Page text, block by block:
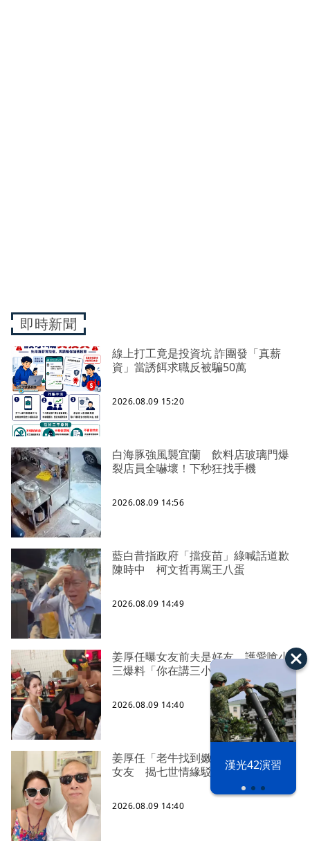
漢光42演習
即時新聞
線上打工竟是投資坑 詐團發「真薪
資」當誘餌求職反被騙50萬
2026.08.09 15:20
白海豚強風襲宜蘭 飲料店玻璃門爆
裂店員全嚇壞！下秒狂找手機
2026.08.09 14:56
藍白昔指政府「擋疫苗」綠喊話道歉
陳時中 柯文哲再罵王八蛋
2026.08.09 14:49
姜厚任曝女友前夫是好友 護愛嗆小
三爆料「你在講三小」
2026.08.09 14:40
姜厚任「老牛找到嫩草」再談小24歲
女友 揭七世情緣駁拐坑、暈船破財
2026.08.09 14:40